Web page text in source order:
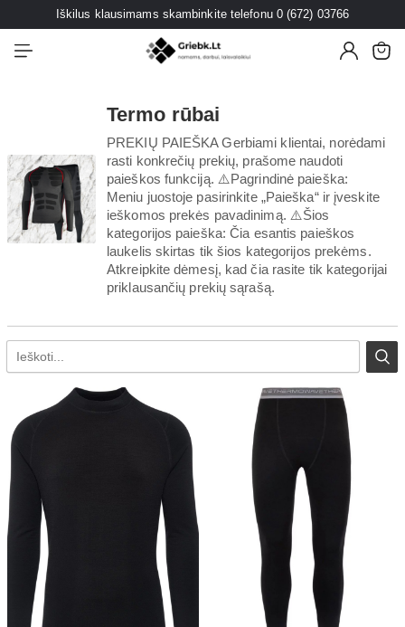
Iškilus klausimams skambinkite telefonu 0 (672) 03766
Termo rūbai
PREKIŲ PAIEŠKA Gerbiami klientai, norėdami
rasti konkrečių prekių, prašome naudoti
paieškos funkciją. ⚠️Pagrindinė paieška:
Meniu juostoje pasirinkite „Paieška“ ir įveskite
ieškomos prekės pavadinimą. ⚠️Šios
kategorijos paieška: Čia esantis paieškos
laukelis skirtas tik šios kategorijos prekėms.
Atkreipkite dėmesį, kad čia rasite tik kategorijai
priklausančių prekių sąrašą.